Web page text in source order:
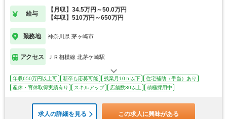
給与
【月収】34.5万円～50.0万円
【年収】510万円～650万円
勤務地 神奈川県 茅ヶ崎市
アクセス ＪＲ相模線 北茅ケ崎駅
年収650万円以上可 新卒も応募可能 残業月10ｈ以下
住宅補助（手当）あり
産休・育休取得実績有り
スキルアップ 店舗数30以上 積極採用中
求人の詳細を見る この求人に興味がある